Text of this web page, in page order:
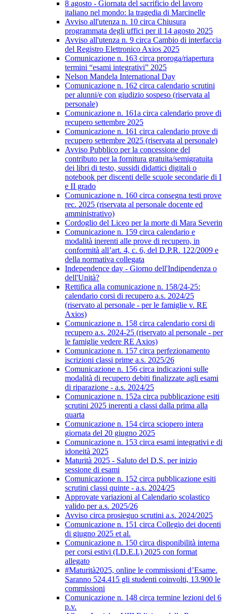
8 agosto - Giornata del sacrificio del lavoro
italiano nel mondo: la tragedia di Marcinelle
Avviso all'utenza n. 10 circa Chiusura
programmata degli uffici per il 14 agosto 2025
Avviso all'utenza n. 9 circa Cambio di interfaccia
del Registro Elettronico Axios 2025
Comunicazione n. 163 circa proroga/riapertura
termini “esami integrativi” 2025
Nelson Mandela International Day
Comunicazione n. 162 circa calendario scrutini
per alunni/e con giudizio sospeso (riservata al
personale)
Comunicazione n. 161a circa calendario prove di
recupero settembre 2025
Comunicazione n. 161 circa calendario prove di
recupero settembre 2025 (riservata al personale)
Avviso Pubblico per la concessione del
contributo per la fornitura gratuita/semigratuita
dei libri di testo, sussidi didattici digitali o
notebook per discenti delle scuole secondarie di I
e II grado
Comunicazione n. 160 circa consegna testi prove
rec. 2025 (riservata al personale docente ed
amministrativo)
Cordoglio del Liceo per la morte di Mara Severin
Comunicazione n. 159 circa calendario e
modalità inerenti alle prove di recupero, in
conformità all’art. 4, c. 6, del D.P.R. 122/2009 e
della normativa collegata
Independence day - Giorno dell'Indipendenza o
dell'Unità?
Rettifica alla comunicazione n. 158/24-25:
calendario corsi di recupero a.s. 2024/25
(riservato al personale - per le famiglie v. RE
Axios)
Comunicazione n. 158 circa calendario corsi di
recupero a.s. 2024-25 (riservato al personale - per
le famiglie vedere RE Axios)
Comunicazione n. 157 circa perfezionamento
iscrizioni classi prime a.s. 2025/26
Comunicazione n. 156 circa indicazioni sulle
modalità di recupero debiti finalizzate agli esami
di riparazione - a.s. 2024/25
Comunicazione n. 152a circa pubblicazione esiti
scrutini 2025 inerenti a classi dalla prima alla
quarta
Comunicazione n. 154 circa sciopero intera
giornata del 20 giugno 2025
Comunicazione n. 153 circa esami integrativi e di
idoneità 2025
Maturità 2025 - Saluto del D.S. per inizio
sessione di esami
Comunicazione n. 152 circa pubblicazione esiti
scrutini classi quinte - a.s. 2024/25
Approvate variazioni al Calendario scolastico
valido per a.s. 2025/26
Avviso circa prosieguo scrutini a.s. 2024/2025
Comunicazione n. 151 circa Collegio dei docenti
di giugno 2025 et al.
Comunicazione n. 150 circa disponibilità interna
per corsi estivi (I.D.E.I.) 2025 con format
allegato
#Maturità2025, online le commissioni d’Esame.
Saranno 524.415 gli studenti coinvolti, 13.900 le
commissioni
Comunicazione n. 148 circa termine lezioni del 6
p.v.